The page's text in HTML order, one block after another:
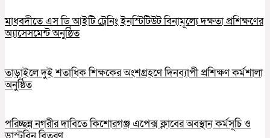
মাধবদীতে এস ডি আইটি ট্রেনিং ইনস্টিটিউট বিনামূল্যে দক্ষতা প্রশিক্ষণের
অ্যাসেসমেন্ট অনুষ্ঠিত
তাড়াইলে দুই শতাধিক শিক্ষকের অংশগ্রহণে দিনব্যাপী প্রশিক্ষণ কর্মশালা
অনুষ্ঠিত
পরিচ্ছন্ন নগরীর দাবিতে কিশোরগঞ্জ এপেক্স ক্লাবের অবস্থান কর্মসূচি ও